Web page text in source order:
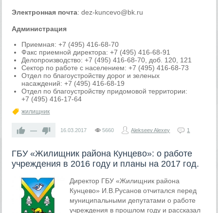
Электронная почта: dez-kuncevo@bk.ru
Администрация
Приемная: +7 (495) 416-68-70
Факс приемной директора: +7 (495) 416-68-91
Делопроизводство: +7 (495) 416-68-70, доб. 120, 121
Сектор по работе с населением: +7 (495) 416-68-73
Отдел по благоустройству дорог и зеленых
насаждений: +7 (495) 416-68-19
Отдел по благоустройству придомовой территории:
+7 (495) 416-17-64
жилищник
— 16.03.2017 5660 Alekseev Alexey 1
ГБУ «Жилищник района Кунцево»: о работе
учреждения в 2016 году и планы на 2017 год.
Директор ГБУ «Жилищник района
Кунцево» И.В.Русанов отчитался перед
муниципальными депутатами о работе
учреждения в прошлом году и рассказал